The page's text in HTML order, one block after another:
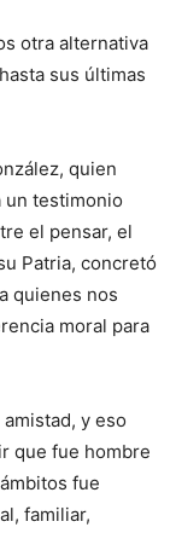
otra alternativa
sus últimas
quien
un testimonio
el pensar, el
Patria, concretó
quienes nos
moral para
y eso
que fue hombre
fue
familiar,